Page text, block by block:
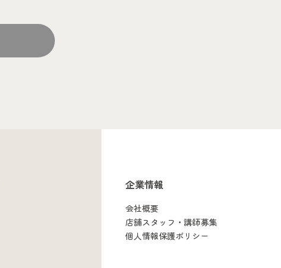
企業情報
会社概要
店舗スタッフ・講師募集
個人情報保護ポリシー